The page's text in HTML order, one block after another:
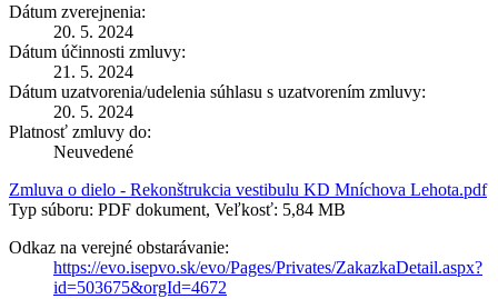
Dátum zverejnenia:
20. 5. 2024
Dátum účinnosti zmluvy:
21. 5. 2024
Dátum uzatvorenia/udelenia súhlasu s uzatvorením zmluvy:
20. 5. 2024
Platnosť zmluvy do:
Neuvedené
Zmluva o dielo - Rekonštrukcia vestibulu KD Mníchova Lehota.pdf
Typ súboru: PDF dokument, Veľkosť: 5,84 MB
Odkaz na verejné obstarávanie:
https://evo.isepvo.sk/evo/Pages/Privates/ZakazkaDetail.aspx?
id=503675&orgId=4672